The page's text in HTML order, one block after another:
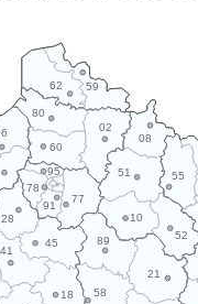
10
18
21
28
41
45
51
52
55
58
59
60
62
02
08
77
78
80
89
91
95